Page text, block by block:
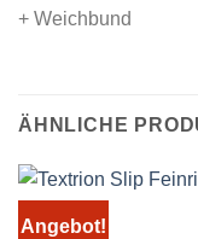
+ Weichbund
ÄHNLICHE
Angebot!